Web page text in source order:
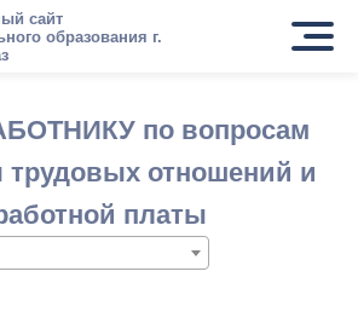
сайт
образования г.
по вопросам
отношений и
платы